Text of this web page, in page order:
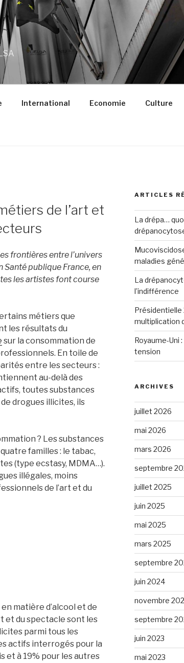
International Economie Culture
de l’art et
frontières entre l’univers
publique France, en
les artistes font course
métiers que
les résultats du
sur la consommation de
En toile de
entre les secteurs :
au-delà des
toutes substances
drogues illicites, ils
? Les substances
familles : le tabac,
(type ecstasy, MDMA…).
illégales, moins
de l’art et du
matière d’alcool et de
et du spectacle sont les
parmi tous les
actifs interrogés pour la
et à 19% pour les autres
ARTICLES
La drépa…
maladies
La
l’indifférence
Présidentielle
multiplication
Royaume-Uni
tension
ARCHIVES
juillet 2026
mai 2026
mars 2026
septembre
juillet 2025
juin 2025
mai 2025
mars 2025
septembre
juin 2024
novembre
septembre
juin 2023
mai 2023